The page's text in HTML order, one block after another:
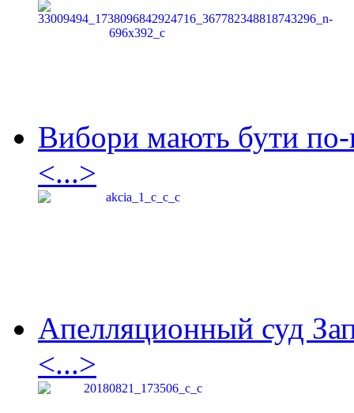
Вибори мають бути по-
<...>
Апелляционный суд
<...>